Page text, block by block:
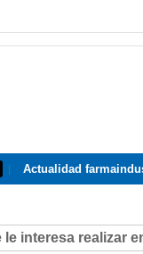
| Actualidad